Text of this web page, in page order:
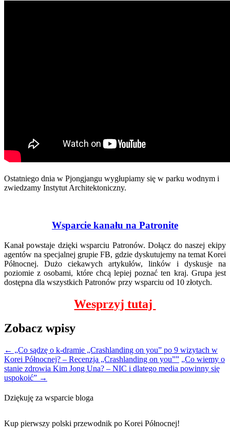
Ostatniego dnia w Pjongjangu wygłupiamy się w parku wodnym i
zwiedzamy Instytut Architektoniczny.
Wsparcie kanału na Patronite
Kanał powstaje dzięki wsparciu Patronów. Dołącz do naszej ekipy
agentów na specjalnej grupie FB, gdzie dyskutujemy na temat Korei
Północnej. Dużo ciekawych artykułów, linków i dyskusje na
poziomie z osobami, które chcą lepiej poznać ten kraj. Grupa jest
dostępna dla wszystkich Patronów przy wsparciu od 10 złotych.
Wesprzyj tutaj
Zobacz wpisy
← „Co sądzę o k-dramie „Crashlanding on you” po 9 wizytach w
Korei Północnej? – Recenzja „Crashlanding on you”” „Co wiemy o
stanie zdrowia Kim Jong Una? – NIC i dlatego media powinny się
uspokoić” →
Dziękuję za wsparcie bloga
Kup pierwszy polski przewodnik po Korei Północnej!